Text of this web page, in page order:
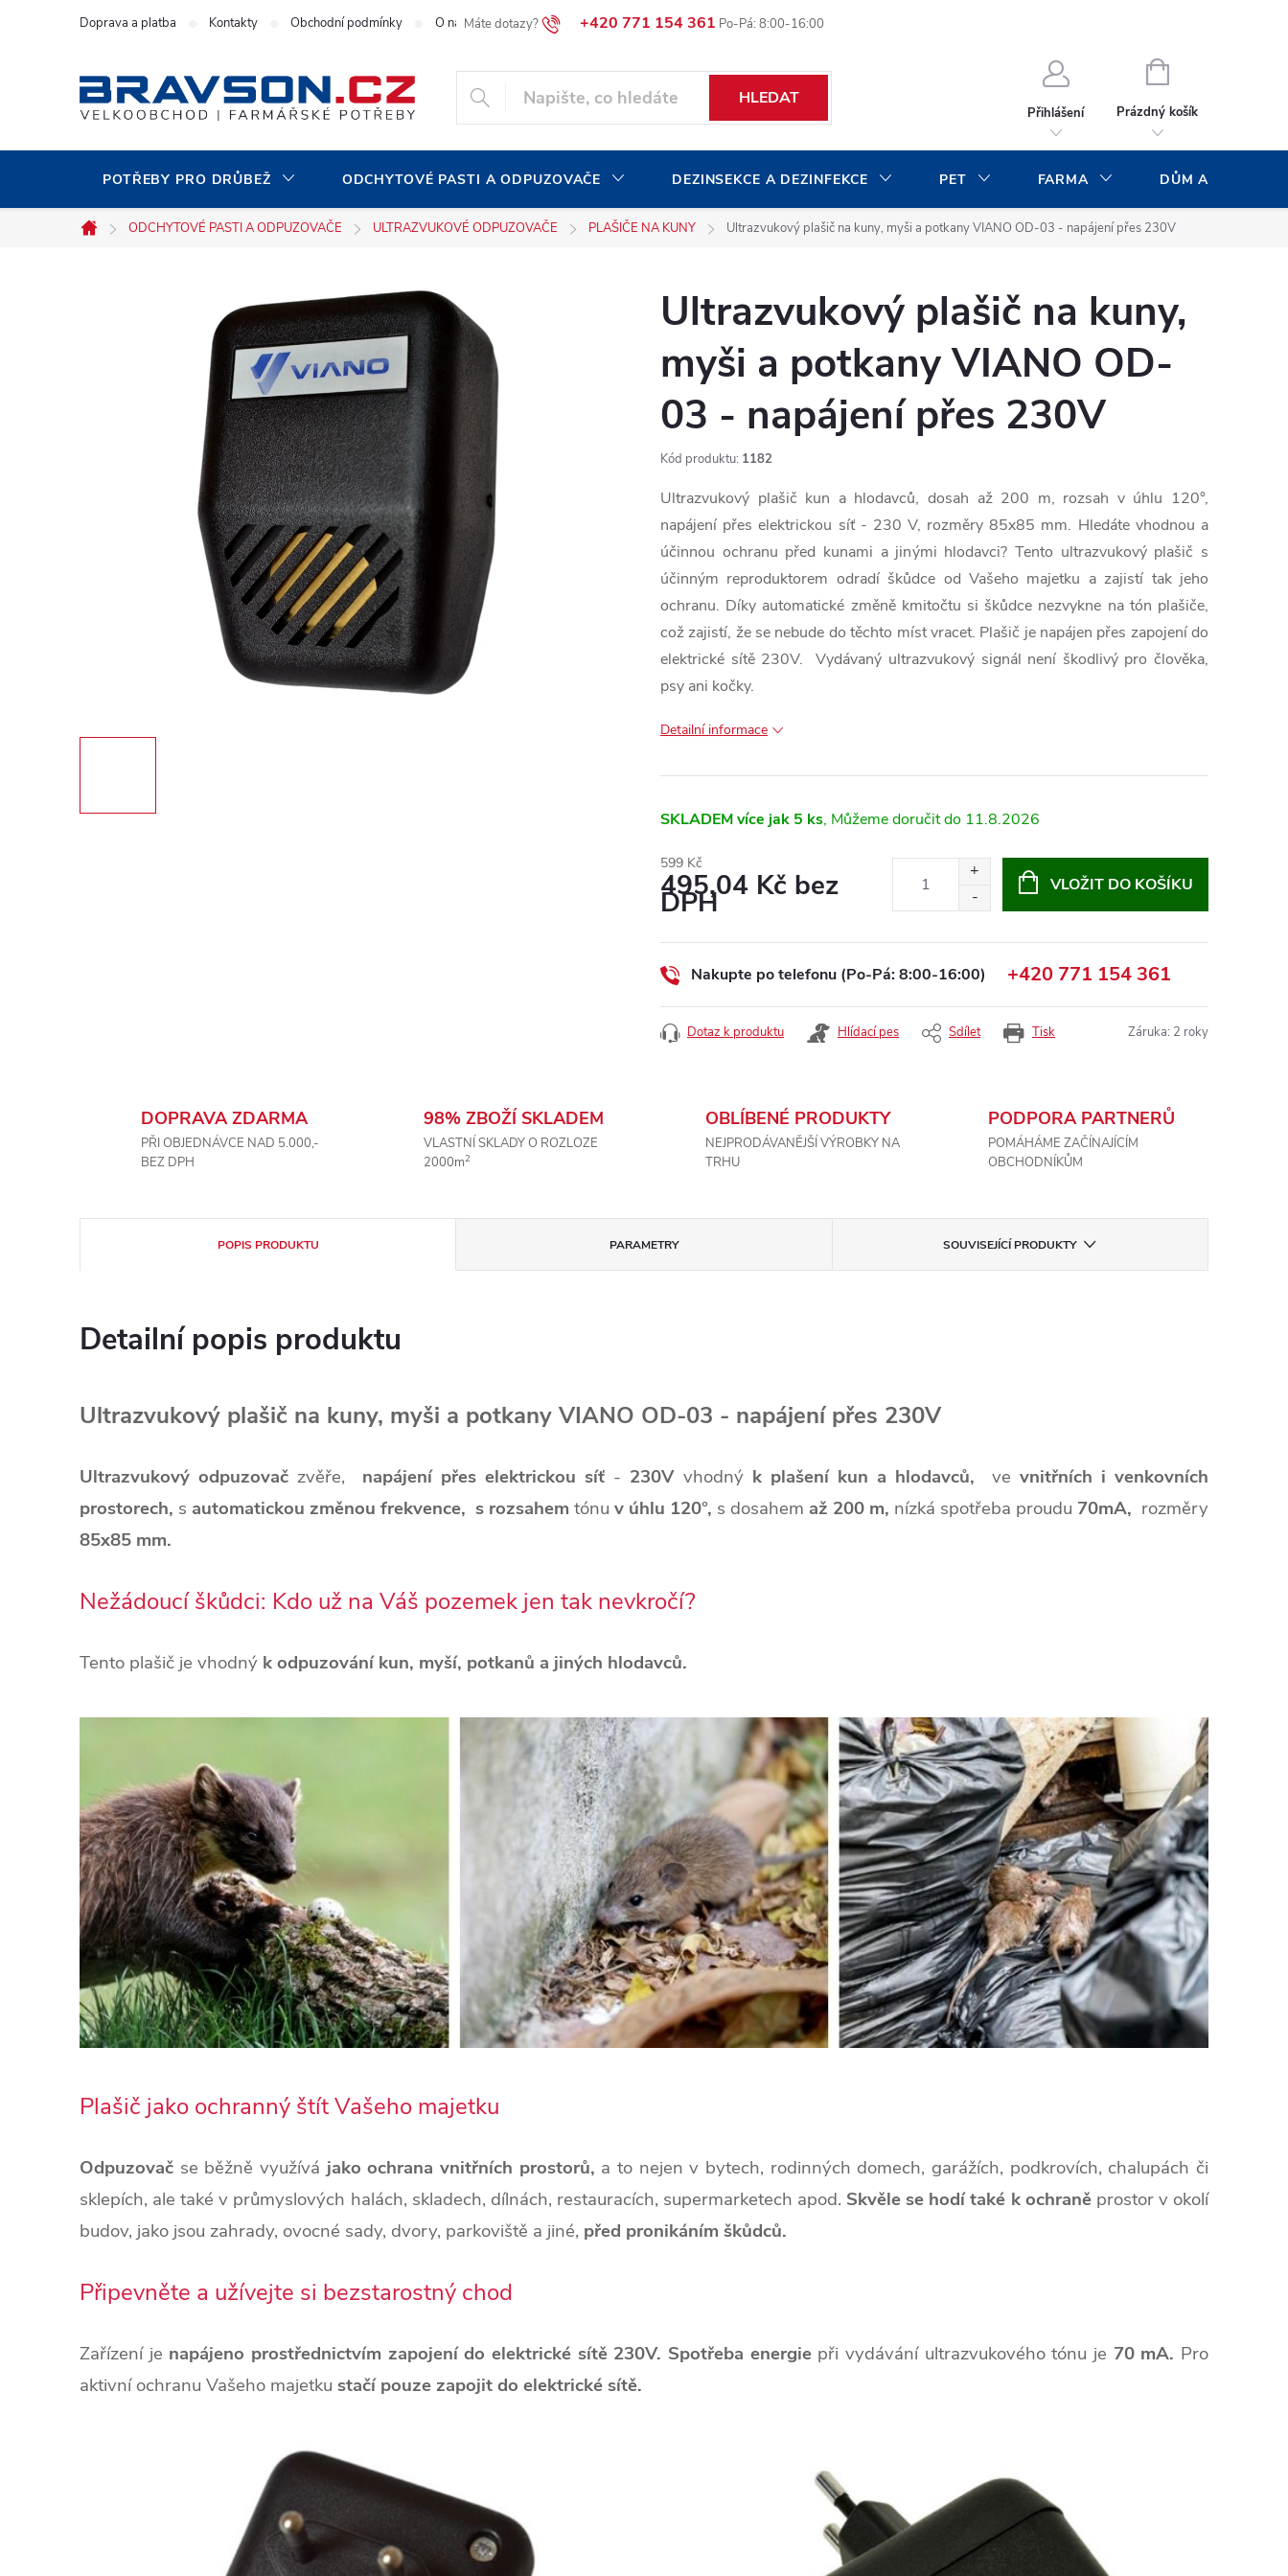
+420 771 154 361
Doprava a platba Kontakty Obchodní podmínky O naší společnosti Blog Volná pracovní místa
HLEDAT
Přihlášení
NÁKUPNÍ
Prázdný košík
POTŘEBY PRO DRŮBEŽ ODCHYTOVÉ PASTI A ODPUZOVAČE DEZINSEKCE A DEZINFEKCE PET FARMA DŮM A ZAHRADA
Domů
ODCHYTOVÉ PASTI A ODPUZOVAČE ULTRAZVUKOVÉ ODPUZOVAČE PLAŠIČE NA KUNY Ultrazvukový plašič na kuny, myši a potkany VIANO OD-03 - napájení přes 230V
Ultrazvukový plašič na kuny,
myši a potkany VIANO OD-
03 - napájení přes 230V
Kód produktu: 1182
Ultrazvukový plašič kun a hlodavců, dosah až 200 m, rozsah v úhlu 120°,
napájení přes elektrickou síť - 230 V, rozměry 85x85 mm. Hledáte vhodnou a
účinnou ochranu před kunami a jinými hlodavci? Tento ultrazvukový plašič s
účinným reproduktorem odradí škůdce od Vašeho majetku a zajistí tak jeho
ochranu. Díky automatické změně kmitočtu si škůdce nezvykne na tón plašiče,
což zajistí, že se nebude do těchto míst vracet. Plašič je napájen přes zapojení do
elektrické sítě 230V. Vydávaný ultrazvukový signál není škodlivý pro člověka,
psy ani kočky.
Detailní informace
SKLADEMvíce jak 5 ks 11.8.2026
599 Kč
495,04 Kč bez
DPH
cena:
VLOŽIT DO KOŠÍKU
Nakupte po telefonu (Po-Pá: 8:00-16:00) +420 771 154 361
Tisk
Dotaz k produktu Hlídací pes Sdílet Záruka: 2 roky
DOPRAVA ZDARMA
PŘI OBJEDNÁVCE NAD 5.000,-
BEZ DPH
98% ZBOŽÍ SKLADEM
VLASTNÍ SKLADY O ROZLOZE
2000m2
OBLÍBENÉ PRODUKTY
NEJPRODÁVANĚJŠÍ VÝROBKY NA
TRHU
PODPORA PARTNERŮ
POMÁHÁME ZAČÍNAJÍCÍM
OBCHODNÍKŮM
POPIS PRODUKTU PARAMETRY SOUVISEJÍCÍ PRODUKTY
Detailní popis produktu
Ultrazvukový plašič na kuny, myši a potkany VIANO OD-03 - napájení přes 230V
Ultrazvukový odpuzovač zvěře, napájení přes elektrickou síť - 230V vhodnýk plašení kun a hlodavců, ve vnitřních i venkovních
prostorech, s automatickou změnou frekvence, s rozsahem tónu v úhlu 120°, s dosahem až 200 m, nízká spotřeba proudu 70mA, rozměry
85x85 mm.
Nežádoucí škůdci: Kdo už na Váš pozemek jen tak nevkročí?
Tento plašič je vhodný k odpuzování kun, myší, potkanů a jiných hlodavců.
Plašič jako ochranný štít Vašeho majetku
Odpuzovač se běžně využívá jako ochrana vnitřních prostorů, a to nejen v bytech, rodinných domech, garážích, podkrovích, chalupách či
sklepích, ale také v průmyslových halách, skladech, dílnách, restauracích, supermarketech apod. Skvěle se hodí také k ochraněprostor v okolí
budov, jako jsou zahrady, ovocné sady, dvory, parkoviště a jiné, před pronikáním škůdců.
Připevněte a užívejte si bezstarostný chod
Zařízení je napájeno prostřednictvím zapojení do elektrické sítě 230V. Spotřeba energiepři vydávání ultrazvukového tónu je 70 mA. Pro
aktivní ochranu Vašeho majetku stačí pouze zapojit do elektrické sítě.